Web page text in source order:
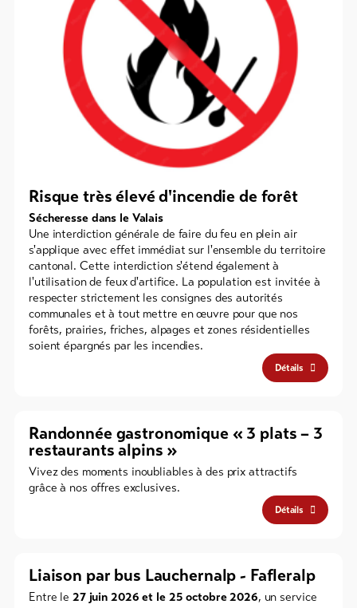
Risque très élevé d'incendie de forêt
Sécheresse dans le Valais
Une interdiction générale de faire du feu en plein air
s'applique avec effet immédiat sur l'ensemble du territoire
cantonal. Cette interdiction s'étend également à
l'utilisation de feux d'artifice. La population est invitée à
respecter strictement les consignes des autorités
communales et à tout mettre en œuvre pour que nos
forêts, prairies, friches, alpages et zones résidentielles
soient épargnés par les incendies.
Détails
Randonnée gastronomique « 3 plats – 3
restaurants alpins »
Vivez des moments inoubliables à des prix attractifs
grâce à nos offres exclusives.
Détails
Liaison par bus Lauchernalp - Fafleralp
Entre le 27 juin 2026 et le 25 octobre 2026, un service